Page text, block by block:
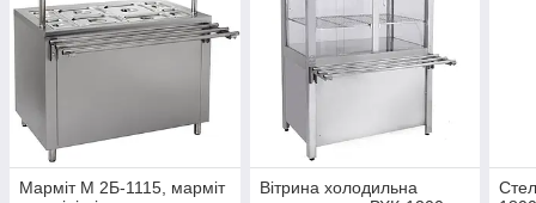
Марміт М 2Б-1115, марміт
Вітрина холодильна